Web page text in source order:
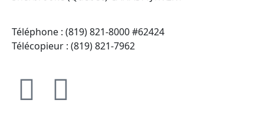
Téléphone : (819) 821-8000 #62424
Télécopieur : (819) 821-7962